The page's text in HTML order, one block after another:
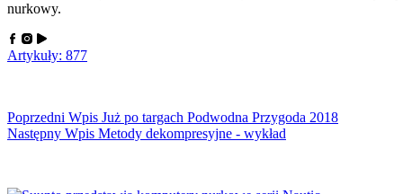
nurkowy.
Artykuły: 877
Poprzedni Wpis Już po targach Podwodna Przygoda 2018
Następny Wpis Metody dekompresyjne - wykład